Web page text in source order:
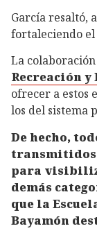
García resaltó,
fortaleciendo el
La
Recreación y
ofrecer a estos
los del sistema
De hecho,
transmitidos
para
demás
que la
Bayamón